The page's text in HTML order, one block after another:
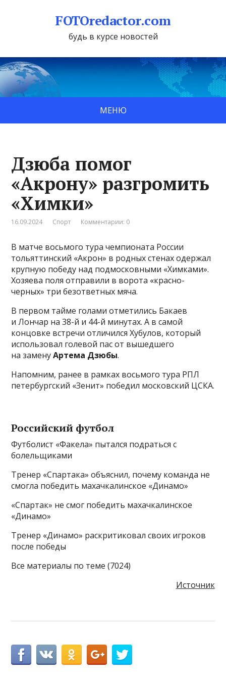
FOTOredactor.com
будь в курсе новостей
МЕНЮ
Дзюба помог
«Акрону» разгромить
«Химки»
16.09.2024 Спорт Комментарии: 0
В матче восьмого тура чемпионата России
тольяттинский «Акрон» в родных стенах одержал
крупную победу над подмосковными «Химками».
Хозяева поля отправили в ворота «красно-
черных» три безответных мяча.
В первом тайме голами отметились Бакаев
и Лончар на 38-й и 44-й минутах. А в самой
концовке встречи отличился Хубулов, который
использовал голевой пас от вышедшего
на заменуАртема Дзюбы.
Напомним, ранее в рамках восьмого тура РПЛ
петербургский «Зенит» победил московский ЦСКА.
Российский футбол
Футболист «Факела» пытался подраться с
болельщиками
Тренер «Спартака» объяснил, почему команда не
смогла победить махачкалинское «Динамо»
«Спартак» не смог победить махачкалинское
«Динамо»
Тренер «Динамо» раскритиковал своих игроков
после победы
Все материалы по теме (7024)
Источник